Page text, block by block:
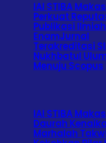
IAI STIBA
Perkuat
Publikasi
EnamJurnal
Terakreditasi
Nukhbatul
Menuju Scopus
IAI STIBA
Daurah
Marhalah